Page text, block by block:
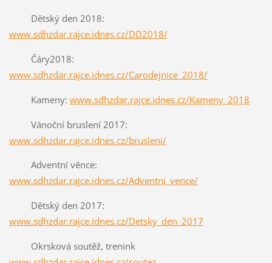
Dětský den 2018:
www.sdhzdar.rajce.idnes.cz/DD2018/
Čáry2018:
www.sdhzdar.rajce.idnes.cz/Carodejnice_2018/
Kameny: www.sdhzdar.rajce.idnes.cz/Kameny_2018
Vánoční bruslení 2017:
www.sdhzdar.rajce.idnes.cz/brusleni/
Adventní věnce:
www.sdhzdar.rajce.idnes.cz/Adventni_vence/
Dětský den 2017:
www.sdhzdar.rajce.idnes.cz/Detsky_den_2017
Okrsková soutěž, trenink